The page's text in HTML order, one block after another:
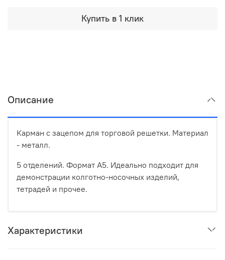
Купить в 1 клик
Описание
Карман с зацепом для торговой решетки. Материал
- металл.
5 отделений. Формат А5. Идеально подходит для
демонстрации колготно-носочных изделий,
тетрадей и прочее.
Характеристики